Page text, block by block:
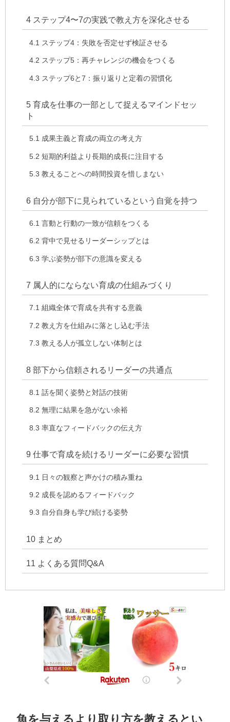
4 ステップ4〜7の実践で教え方を深化させる
4.1 ステップ4：失敗を否定せず検証させる
4.2 ステップ5：再チャレンジの機会をつくる
4.3 ステップ6と7：振り返りと定着の習慣化
5 育成を仕事の一部として捉えるマインドセッ
ト
5.1 成果主義と育成の両立の考え方
5.2 短期的利益より長期的成長に注目する
5.3 教えることへの時間投資を惜しまない
6 自分が部下に見られているという自覚を持つ
6.1 言動と行動の一致が信頼をつくる
6.2 背中で見せるリーダーシップとは
6.3 学ぶ姿勢が部下の意識を変える
7 属人的にならない育成の仕組みづくり
7.1 組織全体で育成を共有する意義
7.2 教え方を仕組みに落とし込む手法
7.3 教える人が孤立しない体制とは
8 部下から信頼されるリーダーの共通点
8.1 話を聞く姿勢と対話の技術
8.2 無理に結果を急がない余裕
8.3 率直なフィードバックの伝え方
9 仕事で育成を続けるリーダーに必要な習慣
9.1 日々の観察と声かけの積み重ね
9.2 成長を認めるフィードバック
9.3 自分自身も学び続ける姿勢
10 まとめ
11 よくある質問Q&A
魚を与えるより取り方を教えるとい